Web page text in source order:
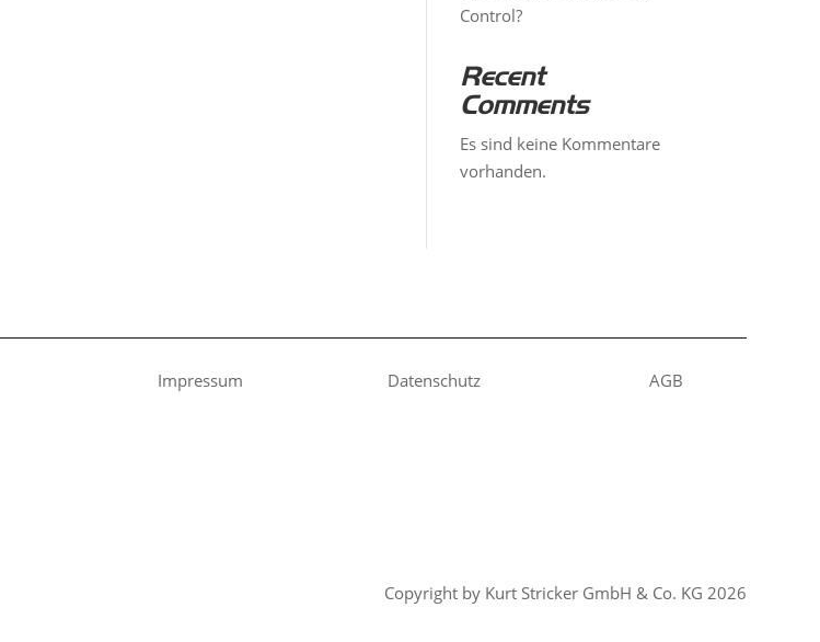
Control?
Recent
Comments
Es sind keine Kommentare
vorhanden.
Impressum Datenschutz AGB
Copyright by Kurt Stricker GmbH & Co. KG 2026